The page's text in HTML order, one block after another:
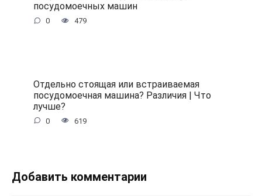
посудомоечных машин
0 479
Отдельно стоящая или встраиваемая
посудомоечная машина? Различия | Что
лучше?
0 619
Добавить комментарии